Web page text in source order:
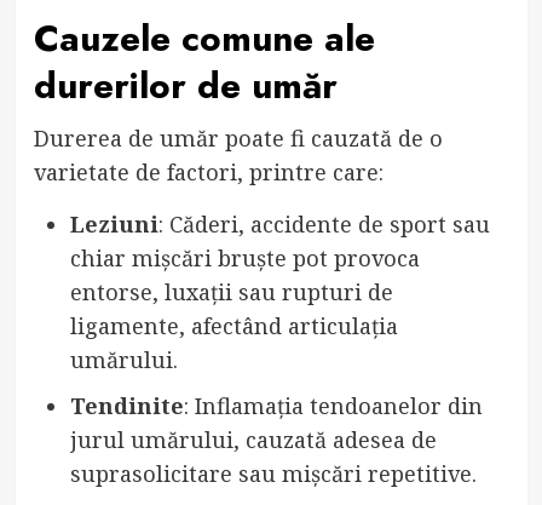
Cauzele comune ale
durerilor de umăr
Durerea de umăr poate fi cauzată de o
varietate de factori, printre care:
Leziuni: Căderi, accidente de sport sau
chiar mișcări bruște pot provoca
entorse, luxații sau rupturi de
ligamente, afectând articulația
umărului.
Tendinite: Inflamația tendoanelor din
jurul umărului, cauzată adesea de
suprasolicitare sau mișcări repetitive.